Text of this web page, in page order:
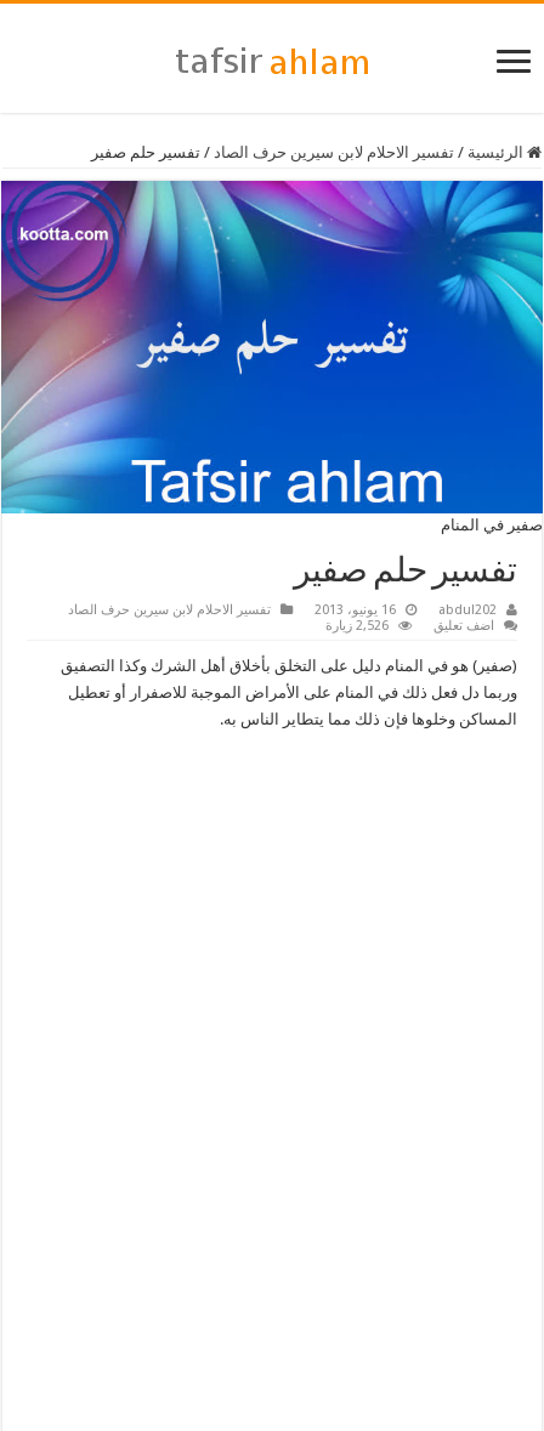
الرئيسية / تفسير الاحلام لابن سيرين حرف الصاد / تفسير حلم صفير
صفير في المنام
تفسير حلم صفير
abdul202 16 يونيو، 2013
تفسير الاحلام لابن سيرين حرف الصاد
اضف تعليق
2,526 زيارة
(صفير) هو في المنام دليل على التخلق بأخلاق أهل الشرك وكذا التصفيق
وربما دل فعل ذلك في المنام على الأمراض الموجبة للاصفرار أو تعطيل
المساكن وخلوها فإن ذلك مما يتطاير الناس به.